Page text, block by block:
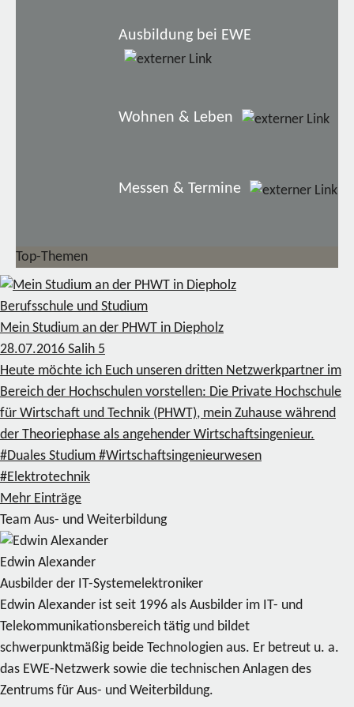
Ausbildung bei EWE
Wohnen & Leben
Messen & Termine
Top-Themen
Berufsschule und Studium
Mein Studium an der PHWT in Diepholz
28.07.2016 Salih 5
Heute möchte ich Euch unseren dritten Netzwerkpartner im
Bereich der Hochschulen vorstellen: Die Private Hochschule
für Wirtschaft und Technik (PHWT), mein Zuhause während
der Theoriephase als angehender Wirtschaftsingenieur.
#Duales Studium #Wirtschaftsingenieurwesen
#Elektrotechnik
Mehr Einträge
Team Aus- und Weiterbildung
Edwin Alexander
Ausbilder der IT-Systemelektroniker
Edwin Alexander ist seit 1996 als Ausbilder im IT- und
Telekommunikationsbereich tätig und bildet
schwerpunktmäßig beide Technologien aus. Er betreut u. a.
das EWE-Netzwerk sowie die technischen Anlagen des
Zentrums für Aus- und Weiterbildung.